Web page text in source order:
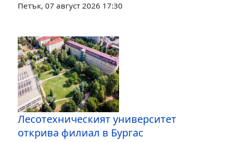
Петък, 07 август 2026 17:30
Лесотехническият университет
открива филиал в Бургас